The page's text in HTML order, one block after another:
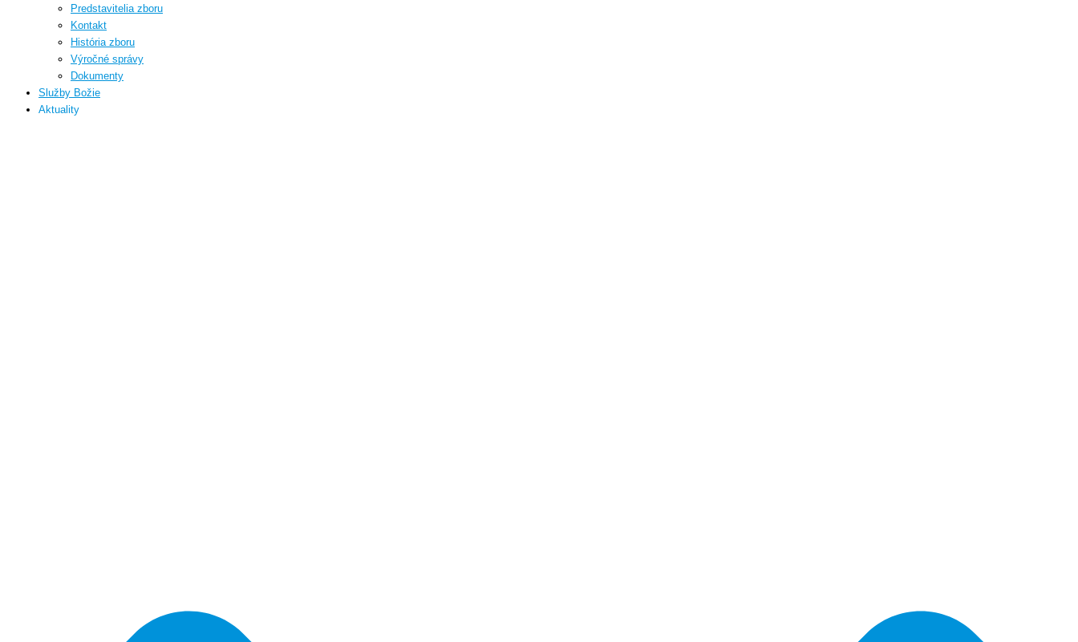
Predstavitelia zboru
Kontakt
História zboru
Výročné správy
Dokumenty
Služby Božie
Aktuality